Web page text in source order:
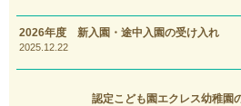
2026年度 新入園・途中入園の受け入れ
2025.12.22
認定こども園エクレス幼稚園